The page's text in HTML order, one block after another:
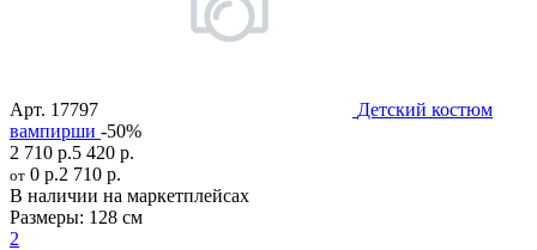
Арт. 17797
Детский костюм
вампирши -50%
2 710 р.5 420 р.
от 0 р.2 710 р.
В наличии на маркетплейсах
Размеры: 128 см
2